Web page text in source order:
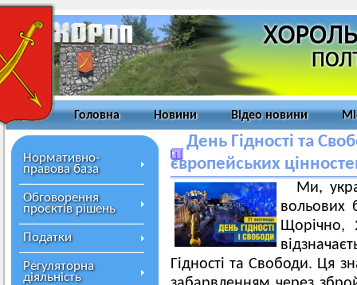
Головна Новини Відео новини
Нормативно-
правова база
Обговорення
проєктів рішень
Податки
Регуляторна
діяльність
День Гідності та
європейських
Ми,
вольових
Щорічно,
Гідності та Свободи. Ця